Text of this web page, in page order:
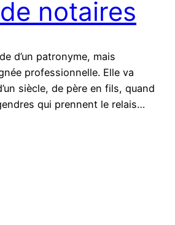
notaires
d’un patronyme, mais
professionnelle. Elle va
siècle, de père en fils, quand
qui prennent le relais…